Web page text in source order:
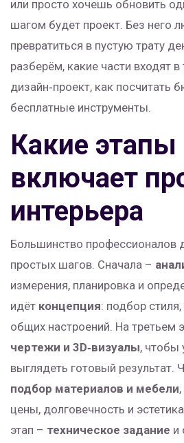
или просто хочешь обновить
шагом будет проект. Без него
превратиться в пустую трату
разберём, какие части входят
дизайн‑проект, как посчитать
бесплатные инструменты.
Какие этапы
включает
интерьера
Большинство профессионалов
простых шагов. Сначала –
измерения, планировка и
идёт концепция: подбор
общих настроений. На третьем
чертежи и 3D‑визуалы, чтобы
выглядеть готовый результат.
подбор материалов и мебели
цены, долговечность и
этап – техническое задание и